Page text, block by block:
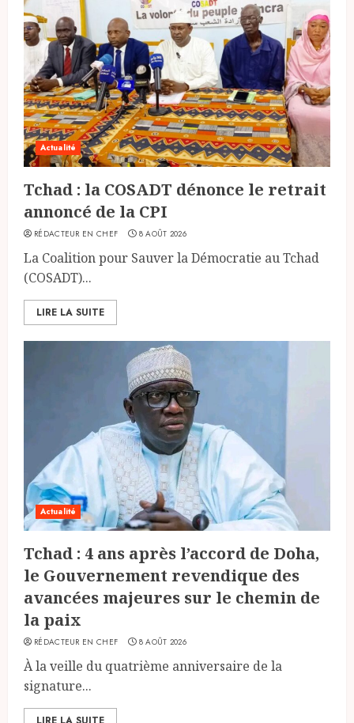
Actualité
Tchad : la COSADT dénonce le retrait
annoncé de la CPI
RÉDACTEUR EN CHEF 8 AOÛT 2026
La Coalition pour Sauver la Démocratie au Tchad
(COSADT)...
LIRE LA SUITE
Actualité
Tchad : 4 ans après l’accord de Doha,
le Gouvernement revendique des
avancées majeures sur le chemin de
la paix
RÉDACTEUR EN CHEF 8 AOÛT 2026
À la veille du quatrième anniversaire de la
signature...